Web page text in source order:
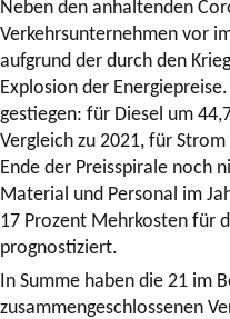
Neben den anhaltenden
Verkehrsunternehmen vor
aufgrund der durch den
Explosion der
gestiegen: für Diesel um
Vergleich zu 2021, für
Ende der Preisspirale noch
Material und Personal im
17 Prozent Mehrkosten für
prognostiziert.
In Summe haben die 21 im
zusammengeschlossenen